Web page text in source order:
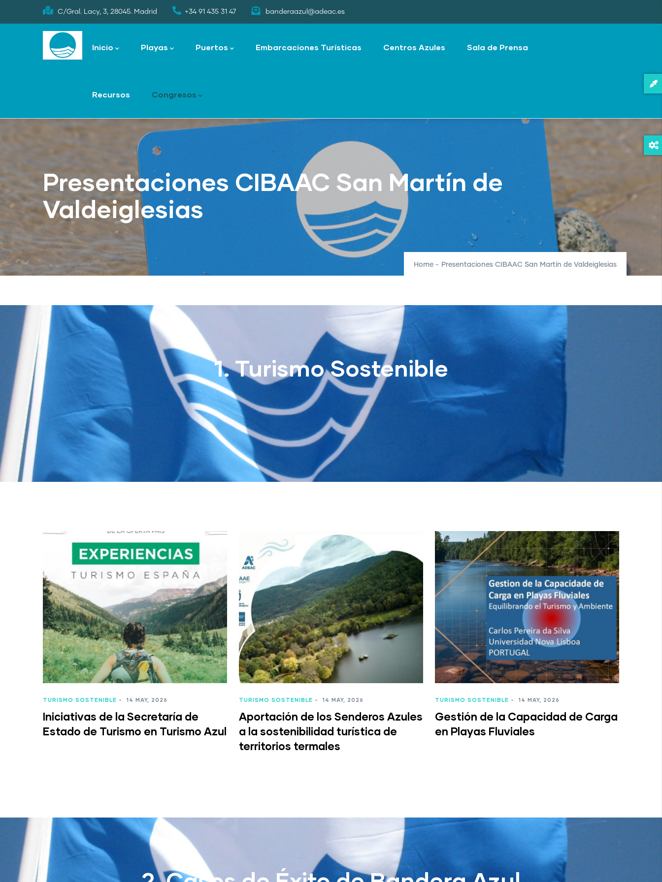
to
C/Gral. Lacy, 3, 28045. Madrid +34 91 435 31 47 banderaazul@adeac.es
navigation
Inicio Playas Puertos Embarcaciones Turísticas Centros Azules Sala de Prensa
Recursos Congresos
Presentaciones CIBAAC San Martín de
Valdeiglesias
Home - Presentaciones CIBAAC San Martín de Valdeiglesias
1. Turismo Sostenible
TURISMO SOSTENIBLE - 14 MAY, 2026
Iniciativas de la Secretaría de
Estado de Turismo en Turismo Azul
TURISMO SOSTENIBLE - 14 MAY, 2026
Aportación de los Senderos Azules
a la sostenibilidad turística de
territorios termales
TURISMO SOSTENIBLE - 14 MAY, 2026
Gestión de la Capacidad de Carga
en Playas Fluviales